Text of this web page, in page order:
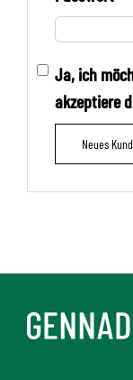
Ja, ich
akzeptiere
Neues